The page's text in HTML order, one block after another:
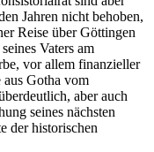
Jahren nicht behoben,
Reise über Göttingen
Vaters am
vor allem finanzieller
Gotha vom
aber auch
seines nächsten
der historischen